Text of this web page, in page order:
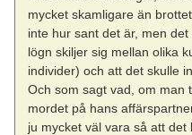
mycket skamligare än
inte hur sant det är, men
lögn skiljer sig mellan olika
individer) och att det skulle
Och som sagt vad, om man
mordet på hans
ju mycket väl vara så att det